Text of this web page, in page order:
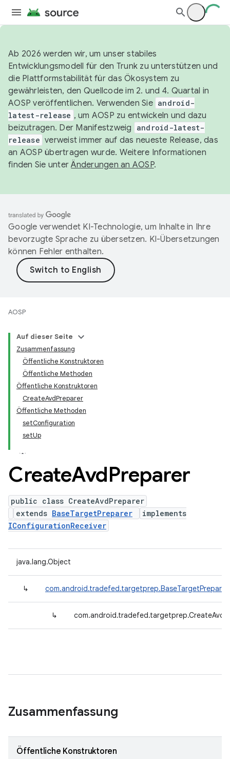
Ab 2026 werden wir, um unser stabiles
Entwicklungsmodell für den Trunk zu unterstützen und
die Plattformstabilität für das Ökosystem zu
gewährleisten, den Quellcode im 2. und 4. Quartal in
AOSP veröffentlichen. Verwenden Sie android-
latest-release , um AOSP zu entwickeln und dazu
beizutragen. Der Manifestzweig
android-latest-
release verweist immer auf das neueste Release, das
an AOSP übertragen wurde. Weitere Informationen
finden Sie unterÄnderungen an AOSP.
Google verwendet KI-Technologie, um Inhalte in Ihre
bevorzugte Sprache zu übersetzen. KI-Übersetzungen
können Fehler enthalten.
AOSP
Auf dieser Seite
Zusammenfassung
Öffentliche Konstruktoren
Öffentliche Methoden
Öffentliche Konstruktoren
CreateAvdPreparer
Öffentliche Methoden
setConfiguration
setUp
CreateAvdPreparer
public class CreateAvdPreparer
extends BaseTargetPreparer
implements
IConfigurationReceiver
java.lang.Object
↳ com.android.tradefed.targetprep.BaseTargetPreparer
↳
Zusammenfassung
Öffentliche Konstruktoren